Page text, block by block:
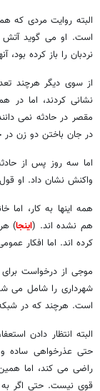
البته روایت مردی که
است. او می گوید آتش
نردبان را باز کرده بود،‌
از سوی دیگر هرچند
نشانی کردند، اما
مقصر در حادثه نمی
در جان باختن دو زن در
اما سه روز پس از
واکنش نشان داد. او قول داد که در ۱۵ روز نتایج
همه اینها به کار،‌ اما
هم نشده اند. (اینجا)
کرده اند. اما افکار
موجی از درخواست
شهرداری را شامل می
است. هرچند که در
البته انتظار دادن
حتی عذرخواهی ساده
راضی می کند،‌ اما
قوی نیست. حتی اگر به